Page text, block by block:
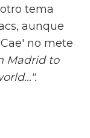
tema
aunque
no mete
Madrid to